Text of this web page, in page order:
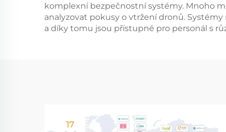
komplexní bezpečnostní systémy. Mnoho
analyzovat pokusy o vtržení dronů.
a díky tomu jsou přístupné pro personál s
17